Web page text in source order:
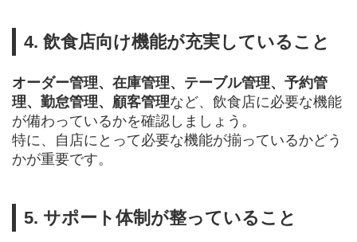
4. 飲食店向け機能が充実していること
オーダー管理、在庫管理、テーブル管理、予約管
理、勤怠管理、顧客管理など、飲食店に必要な機能
が備わっているかを確認しましょう。
特に、自店にとって必要な機能が揃っているかどう
かが重要です。
5. サポート体制が整っていること